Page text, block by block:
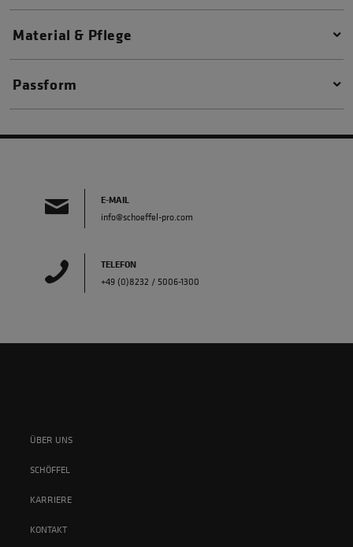
Material & Pflege
Passform
E-MAIL
info@schoeffel-pro.com
TELEFON
+49 (0)8232 / 5006-1300
ÜBER UNS
SCHÖFFEL
KARRIERE
KONTAKT